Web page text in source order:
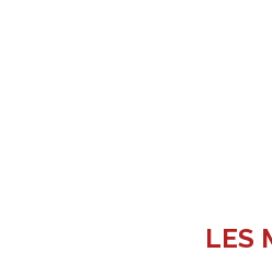
LES